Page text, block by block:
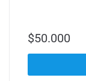
$50.000